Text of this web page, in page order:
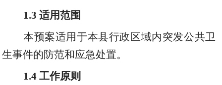
1.3适用范围
本预案适用于本县行政区域内突发公共卫
生事件的防范和应急处置。
1.4工作原则